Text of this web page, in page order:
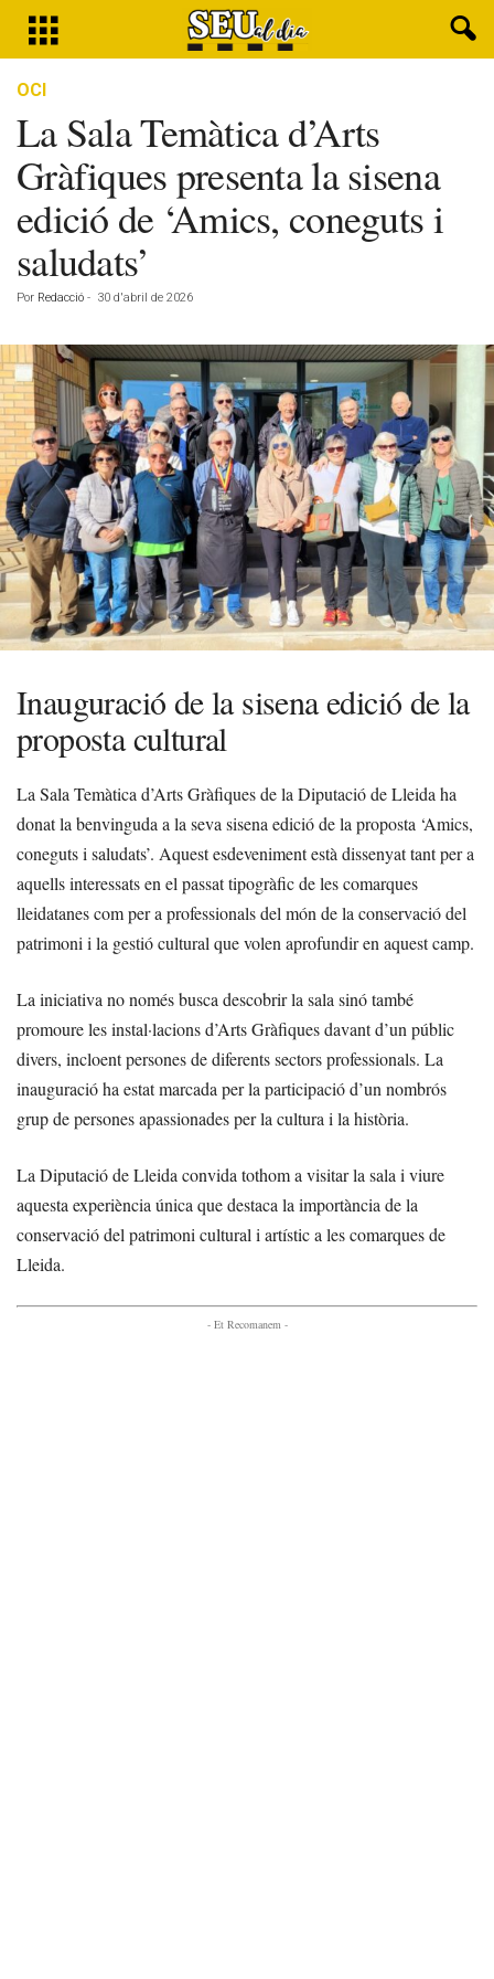
OCI
La Sala Temàtica d’Arts
Gràfiques presenta la sisena
edició de ‘Amics, coneguts i
saludats’
Por Redacció - 30 d'abril de 2026
Inauguració de la sisena edició de la
proposta cultural
La Sala Temàtica d’Arts Gràfiques de la Diputació de Lleida ha
donat la benvinguda a la seva sisena edició de la proposta ‘Amics,
coneguts i saludats’. Aquest esdeveniment està dissenyat tant per a
aquells interessats en el passat tipogràfic de les comarques
lleidatanes com per a professionals del món de la conservació del
patrimoni i la gestió cultural que volen aprofundir en aquest camp.
La iniciativa no només busca descobrir la sala sinó també
promoure les instal·lacions d’Arts Gràfiques davant d’un públic
divers, incloent persones de diferents sectors professionals. La
inauguració ha estat marcada per la participació d’un nombrós
grup de persones apassionades per la cultura i la història.
La Diputació de Lleida convida tothom a visitar la sala i viure
aquesta experiència única que destaca la importància de la
conservació del patrimoni cultural i artístic a les comarques de
Lleida.
- Et Recomanem -